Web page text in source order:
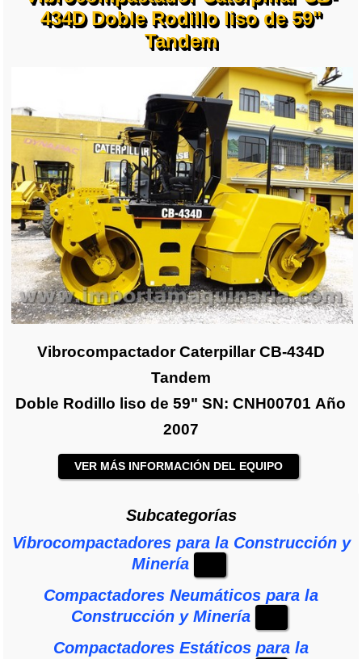
434D Doble Rodillo liso de 59"
Tandem
Vibrocompactador Caterpillar CB-434D
Tandem
Doble Rodillo liso de 59" SN: CNH00701 Año
2007
VER MÁS INFORMACIÓN DEL EQUIPO
Subcategorías
Vibrocompactadores para la Construcción y
Minería
Vibrocompactadores Ingersoll Rand para la
Construcción y Minería
Vibrocompactadores Dynapac para la
Compactadores Neumáticos para la
Construcción y Minería
Compactadores Neumáticos Ferguson para
Compactadores Estáticos para la